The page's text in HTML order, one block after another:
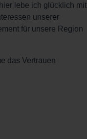
lebe ich glücklich mit
unserer
für unsere Region
das Vertrauen